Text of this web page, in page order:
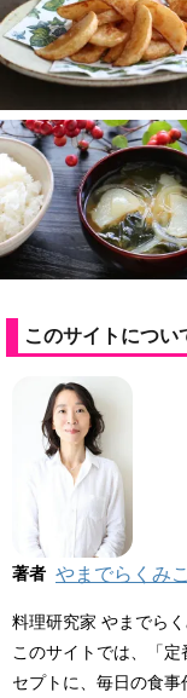
このサイトについ
著者 やまでらくみこ
料理研究家 やまでら
このサイトでは、「
セプトに、毎日の食